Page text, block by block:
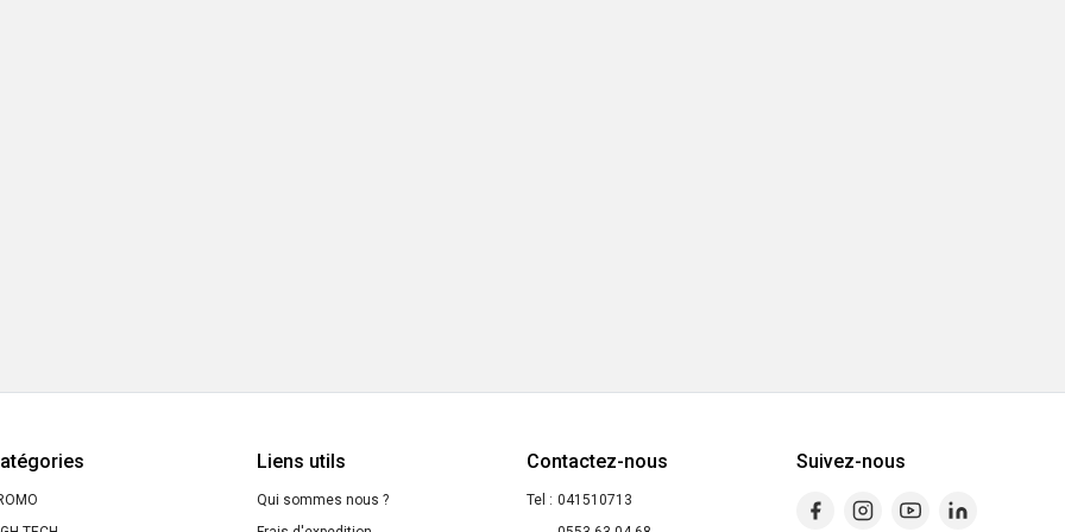
Liens utils
Qui sommes nous ?
Contactez-nous
Tel : 041510713
Suivez-nous